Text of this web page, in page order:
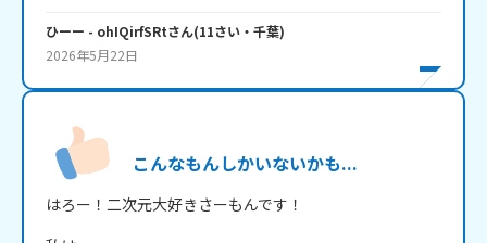
ひーー - ohIQirfSRtさん(11さい・ 千葉)
2026年5月22日
こんなもんしかいないかも...
はろー！二次元大好きさーもんです！